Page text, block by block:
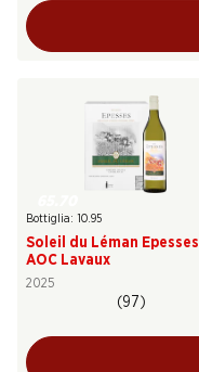
Bottiglia: 10.95
Soleil du Léman Epesses
AOC Lavaux
2025
(97)